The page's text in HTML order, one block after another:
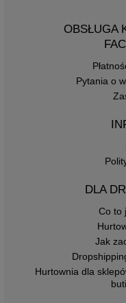
OBSŁUGA
Pytania o
DLA
Co to
Jak
Hurtownia dla